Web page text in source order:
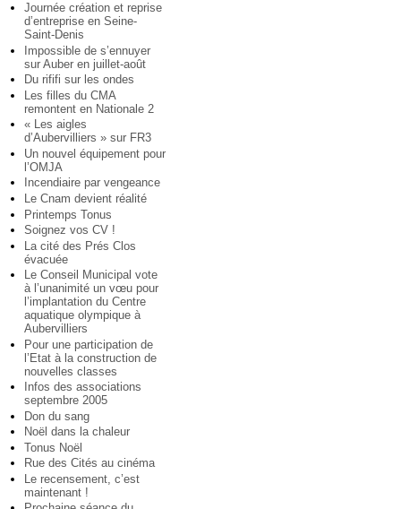
Journée création et reprise
d’entreprise en Seine-
Saint-Denis
Impossible de s’ennuyer
sur Auber en juillet-août
Du rififi sur les ondes
Les filles du CMA
remontent en Nationale 2
« Les aigles
d’Aubervilliers » sur FR3
Un nouvel équipement pour
l’OMJA
Incendiaire par vengeance
Le Cnam devient réalité
Printemps Tonus
Soignez vos CV !
La cité des Prés Clos
évacuée
Le Conseil Municipal vote
à l’unanimité un vœu pour
l’implantation du Centre
aquatique olympique à
Aubervilliers
Pour une participation de
l’Etat à la construction de
nouvelles classes
Infos des associations
septembre 2005
Don du sang
Noël dans la chaleur
Tonus Noël
Rue des Cités au cinéma
Le recensement, c’est
maintenant !